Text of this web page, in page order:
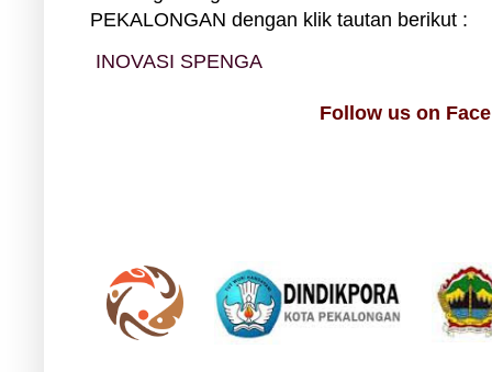
PEKALONGAN dengan klik tautan berikut :
INOVASI SPENGA
Follow us on